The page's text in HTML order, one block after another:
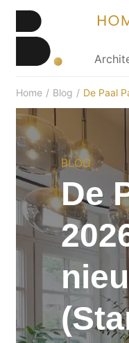
Home / Blog / De Paal
BLOG
De